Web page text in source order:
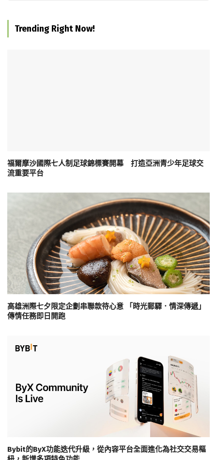
Trending Right Now!
福爾摩沙國際七人制足球錦標賽開幕 打造亞洲青少年足球交
流重要平台
高雄洲際七夕限定企劃串聯款待心意 「時光郵驛．情深傳遞」
傳情任務即日開跑
Bybit的ByX功能迭代升級，從內容平台全面進化為社交交易樞